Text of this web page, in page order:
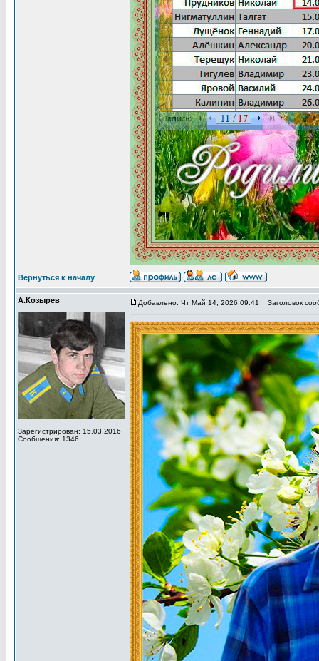
Вернуться к началу
А.Козырев
Зарегистрирован: 15.03.2016
Сообщения: 1346
Добавлено: Чт Май 14, 2026 09:41 Заголовок